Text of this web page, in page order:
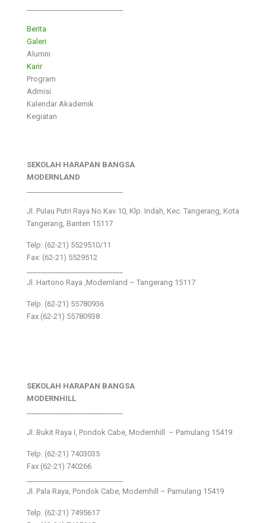
Berita
Galeri
Alumni
Karir
Program
Admisi
Kalendar Akademik
Kegiatan
SEKOLAH HARAPAN BANGSA
MODERNLAND
Jl. Pulau Putri Raya No.Kav 10, Klp. Indah, Kec. Tangerang, Kota
Tangerang, Banten 15117
Telp: (62-21) 5529510/11
Fax: (62-21) 5529512
Jl. Hartono Raya ,Modernland – Tangerang 15117
Telp. (62-21) 55780936
Fax (62-21) 55780938
SEKOLAH HARAPAN BANGSA
MODERNHILL
Jl. Bukit Raya I, Pondok Cabe, Modernhill – Pamulang 15419
Telp. (62-21) 7403035
Fax (62-21) 740266
Jl. Pala Raya, Pondok Cabe, Modernhill – Pamulang 15419
Telp. (62-21) 7495617